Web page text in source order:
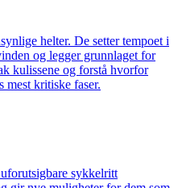
helter. De setter tempoet i
og legger grunnlaget for
kulissene og forstå hvorfor
mest kritiske faser.
sykkelritt